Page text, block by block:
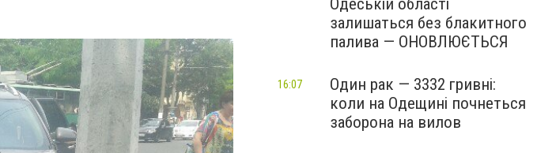
Одеській області
залишаться без блакитного
палива — ОНОВЛЮЄТЬСЯ
Один рак — 3332 гривні:
коли на Одещині почнеться
заборона на вилов
16:07